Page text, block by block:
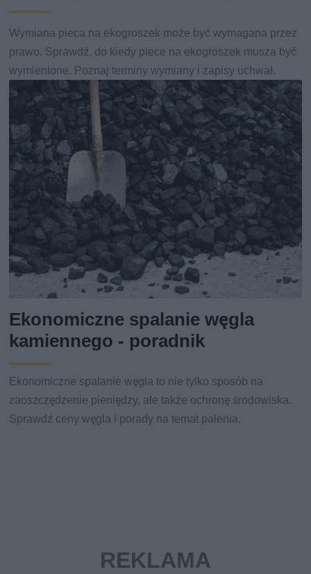
Wymiana pieca na ekogroszek może być wymagana przez
prawo. Sprawdź, do kiedy piece na ekogroszek musza być
wymienione. Poznaj terminy wymiany i zapisy uchwał.
Ekonomiczne spalanie węgla
kamiennego - poradnik
Ekonomiczne spalanie węgla to nie tylko sposób na
zaoszczędzenie pieniędzy, ale także ochronę środowiska.
Sprawdź ceny węgla i porady na temat palenia.